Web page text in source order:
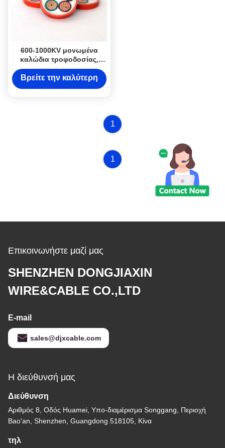
600-1000KV μονωμένα
καλώδια τροφοδοσίας,
ανόργανο υψηλής
θερμοκρασίας ηλεκτρικό
Βρείτε την καλύτερη
1
1
Επικοινωνήστε μαζί μας
SHENZHEN DONGJIAXIN
WIRE&CABLE CO.,LTD
E-mail
sales@djxcable.com
Η διεύθυνσή μας
Διεύθυνση
Αριθμός 8, Οδός Huamei, Υπο-διαμέρισμα Songgang, Περιοχή
Bao'an, Shenzhen, Guangdong 518105, Κίνα
τηλ